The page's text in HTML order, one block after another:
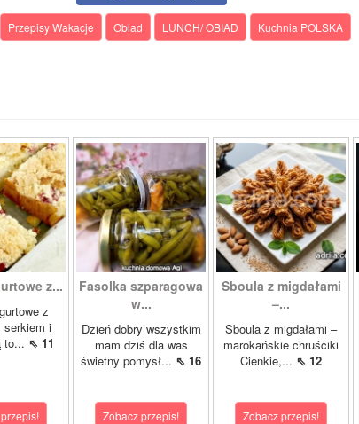
Przepisy Wakacje Obiad LUNCH/ OBIAD Kuchnia POLSKA
z...
z
serkiem i
to... ⇖ 11
Fasolka szparagowa
w...
Dzień dobry wszystkim
mam dziś dla was
świetny pomysł... ⇖ 16
Zobacz przepis!
Sboula z migdałami
–...
Sboula z migdałami –
marokańskie chruściki
Cienkie,... ⇖ 12
Zobacz przepis!